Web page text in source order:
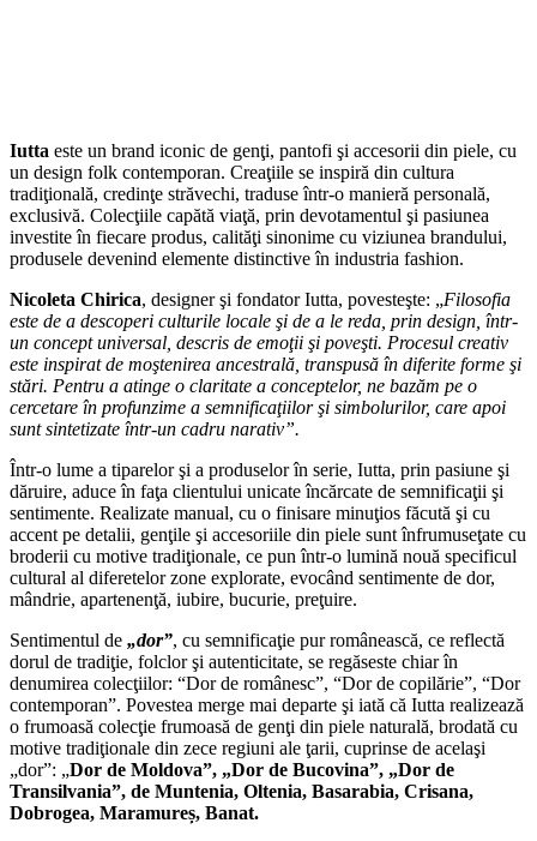
Iutta este un brand iconic de genţi, pantofi şi accesorii din piele, cu
un design folk contemporan. Creaţiile se inspiră din cultura
tradiţională, credinţe străvechi, traduse într-o manieră personală,
exclusivă. Colecţiile capătă viaţă, prin devotamentul şi pasiunea
investite în fiecare produs, calităţi sinonime cu viziunea brandului,
produsele devenind elemente distinctive în industria fashion.
Nicoleta Chirica, designer şi fondator Iutta, povesteşte: „Filosofia
este de a descoperi culturile locale şi de a le reda, prin design, într-
un concept universal, descris de emoţii şi poveşti. Procesul creativ
este inspirat de moştenirea ancestrală, transpusă în diferite forme şi
stări. Pentru a atinge o claritate a conceptelor, ne bazăm pe o
cercetare în profunzime a semnificaţiilor şi simbolurilor, care apoi
sunt sintetizate într-un cadru narativ”.
Într-o lume a tiparelor şi a produselor în serie, Iutta, prin pasiune şi
dăruire, aduce în faţa clientului unicate încărcate de semnificaţii şi
sentimente. Realizate manual, cu o finisare minuţios făcută şi cu
accent pe detalii, genţile şi accesoriile din piele sunt înfrumuseţate cu
broderii cu motive tradiţionale, ce pun într-o lumină nouă specificul
cultural al diferetelor zone explorate, evocând sentimente de dor,
mândrie, apartenenţă, iubire, bucurie, preţuire.
Sentimentul de „dor”, cu semnificaţie pur românească, ce reflectă
dorul de tradiţie, folclor şi autenticitate, se regăseste chiar în
denumirea colecţiilor: “Dor de românesc”, “Dor de copilărie”, “Dor
contemporan”. Povestea merge mai departe şi iată că Iutta realizează
o frumoasă colecţie frumoasă de genţi din piele naturală, brodată cu
motive tradiţionale din zece regiuni ale ţarii, cuprinse de acelaşi
„dor”: „Dor de Moldova”, „Dor de Bucovina”, „Dor de
Transilvania”, de Muntenia, Oltenia, Basarabia, Crisana,
Dobrogea, Maramureș, Banat.